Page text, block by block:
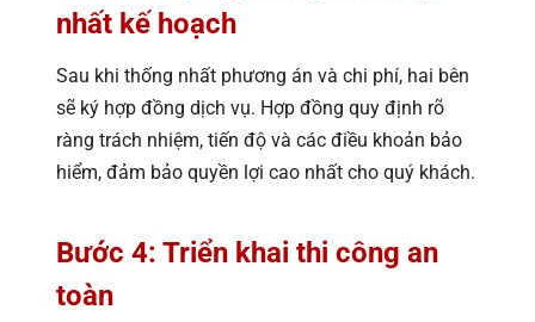
nhất kế hoạch
Sau khi thống nhất phương án và chi phí, hai bên
sẽ ký hợp đồng dịch vụ. Hợp đồng quy định rõ
ràng trách nhiệm, tiến độ và các điều khoản bảo
hiểm, đảm bảo quyền lợi cao nhất cho quý khách.
Bước 4: Triển khai thi công an
toàn